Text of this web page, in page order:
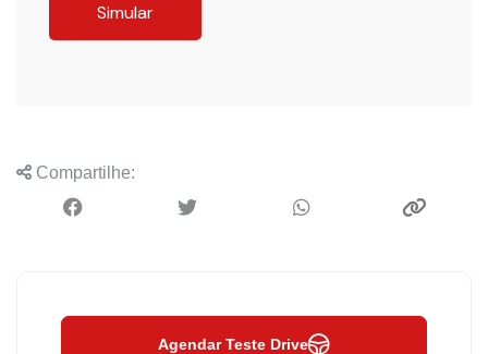
Simular
Compartilhe:
Agendar Teste Drive